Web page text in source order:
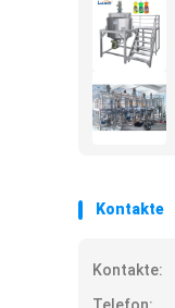
Kontakte
Kontakte: